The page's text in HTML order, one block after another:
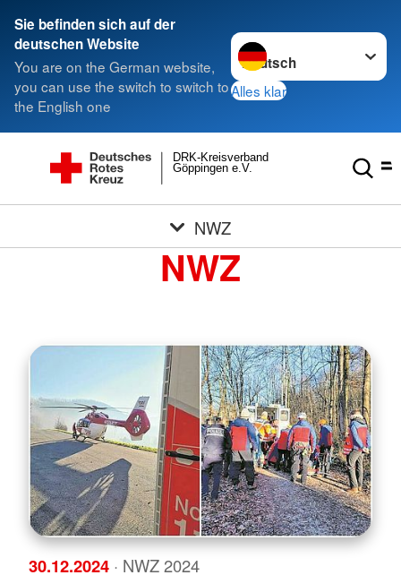
Sie befinden sich auf der
deutschen Website
You are on the German website,
you can use the switch to switch to
the English one
Sprache wechseln zu
Alles klar
Göppingen e.V.
DRK-Kreisverband
NWZ
NWZ
30.12.2024 · NWZ 2024